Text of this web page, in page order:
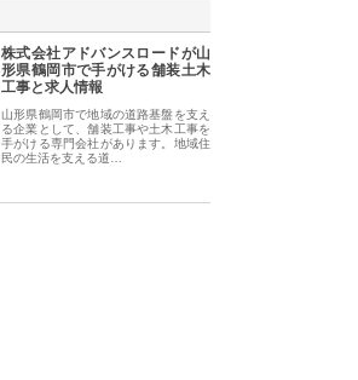
株式会社アドバンスロードが山
形県鶴岡市で手がける舗装土木
工事と求人情報
山形県鶴岡市で地域の道路基盤を支え
る企業として、舗装工事や土木工事を
手がける専門会社があります。地域住
民の生活を支える道…